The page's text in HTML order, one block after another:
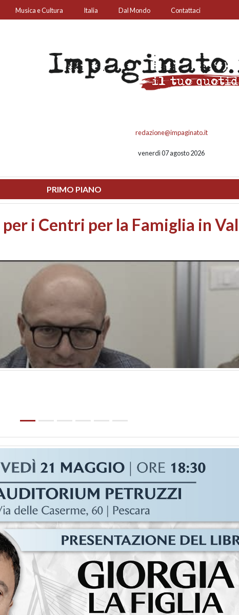
Musica e Cultura Italia Dal Mondo Contattaci
redazione@impaginato.it
venerdì 07 agosto 2026
PRIMO PIANO
un chiosco sul
abusi edilizi e occupazione